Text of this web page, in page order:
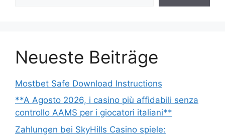
Neueste Beiträge
Mostbet Safe Download Instructions
**A Agosto 2026, i casino più affidabili senza
controllo AAMS per i giocatori italiani**
Zahlungen bei SkyHills Casino spiele: